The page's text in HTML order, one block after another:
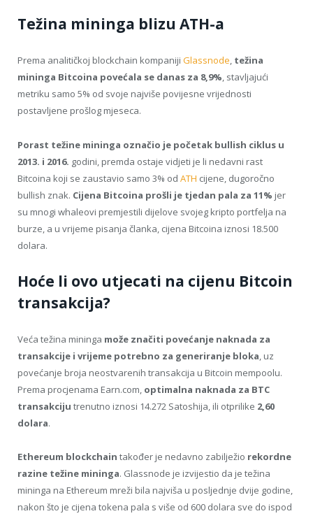
Težina mininga blizu ATH-a
Prema analitičkoj blockchain kompaniji Glassnode, težina
mininga Bitcoina povećala se danas za 8,9%, stavljajući
metriku samo 5% od svoje najviše povijesne vrijednosti
postavljene prošlog mjeseca.
Porast težine mininga označio je početak bullish ciklus u
2013. i 2016. godini, premda ostaje vidjeti je li nedavni rast
Bitcoina koji se zaustavio samo 3% od ATH cijene, dugoročno
bullish znak. Cijena Bitcoina prošli je tjedan pala za 11% jer
su mnogi whaleovi premjestili dijelove svojeg kripto portfelja na
burze, a u vrijeme pisanja članka, cijena Bitcoina iznosi 18.500
dolara.
Hoće li ovo utjecati na cijenu Bitcoin
transakcija?
Veća težina mininga može značiti povećanje naknada za
transakcije i vrijeme potrebno za generiranje bloka, uz
povećanje broja neostvarenih transakcija u Bitcoin mempoolu.
Prema procjenama Earn.com, optimalna naknada za BTC
transakciju trenutno iznosi 14.272 Satoshija, ili otprilike 2,60
dolara.
Ethereum blockchain također je nedavno zabilježio rekordne
razine težine mininga. Glassnode je izvijestio da je težina
mininga na Ethereum mreži bila najviša u posljednje dvije godine,
nakon što je cijena tokena pala s više od 600 dolara sve do ispod